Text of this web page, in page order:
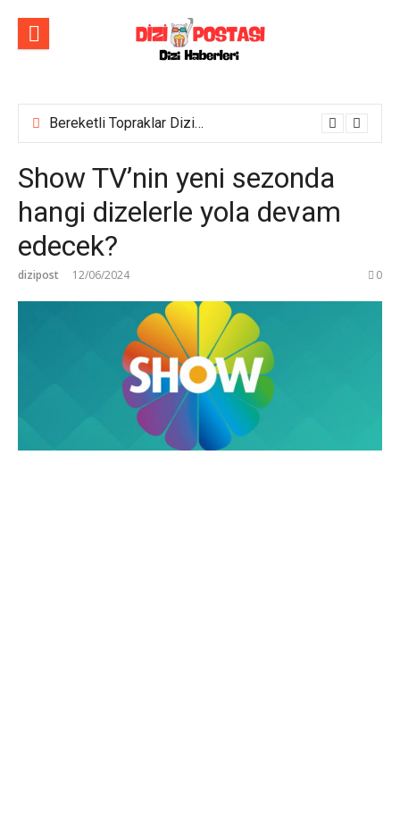
Bereketli Topraklar Dizisinin İlk Tanıtım Fragmanı Yayımlandı! Yeni dizi yakında Show TV’de başlıyor!
Show TV’nin yeni sezonda
hangi dizelerle yola devam
edecek?
dizipost 12/06/2024 0